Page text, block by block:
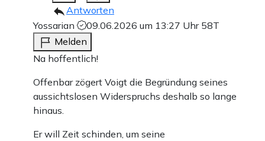
Antworten
Yossarian
09.06.2026 um 13:27 Uhr 58T
Melden
Na hoffentlich!
Offenbar zögert Voigt die Begründung seines
aussichtslosen Widerspruchs deshalb so lange
hinaus.
Er will Zeit schinden, um seine